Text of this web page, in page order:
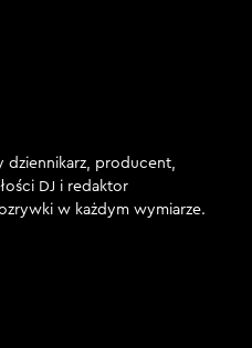
ale czy to jest
będą zazdrościli i ci
auto”? Wydaje mi się, że
na pewno będzie
o wyróżnieniu, czyli
dla innych kierowców,
palcem, czy
należała. Wydaje mi się,
– oprócz tego, że
dziennikarz, producent,
DJ i redaktor
w każdym wymiarze.